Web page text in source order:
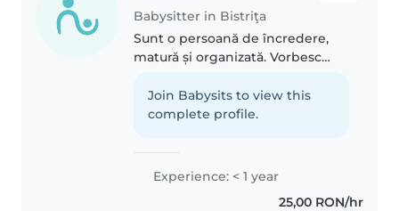
Babysitter in Bistriţa
Sunt o persoană de încredere,
matură și organizată. Vorbesc
rezultate foarte bune la școală,
ceea ce îmi permite să ofer
Join Babysits to view this
complete profile.
Experience: < 1 year
25,00 RON/hr